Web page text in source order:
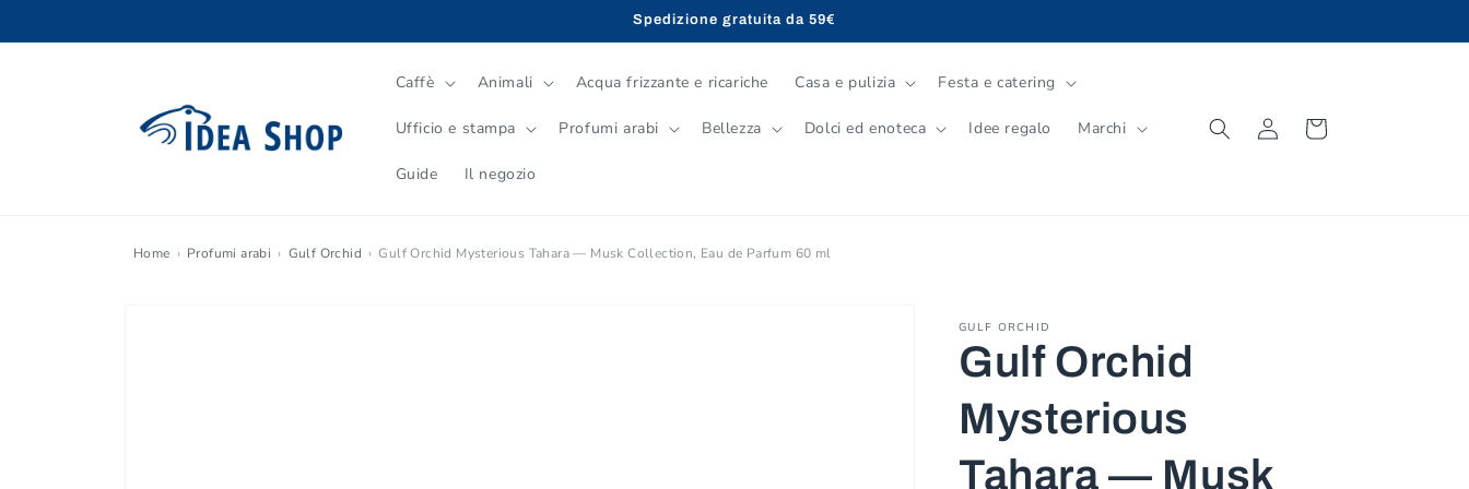
ai contenuti
Spedizione gratuita da 59€
Caffè Animali Acqua frizzante e ricariche Casa e pulizia Festa e catering
Ufficio e stampa Profumi arabi Bellezza Dolci ed enoteca Idee regalo Marchi
Guide Il negozio
Accedi Carrello
Home Profumi arabi Gulf Orchid Gulf Orchid Mysterious Tahara — Musk Collection, Eau de Parfum 60 ml
GULF ORCHID
Gulf Orchid
Mysterious
Tahara — Musk